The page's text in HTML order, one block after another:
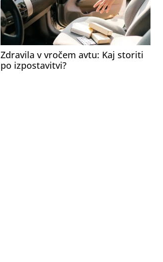
Zdravila v vročem avtu: Kaj storiti
po izpostavitvi?